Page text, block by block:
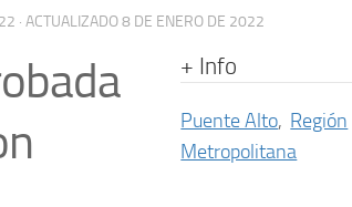
· ACTUALIZADO8 DE ENERO DE 2022
+ Info
Puente Alto, Región
Metropolitana